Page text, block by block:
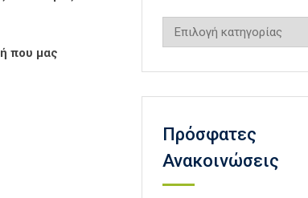
που μας
Kατηγορίες
Πρόσφατες
Ανακοινώσεις